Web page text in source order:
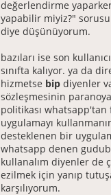
değerlendirme
yapabilir miyiz?"
diye düşünüyorum.
bazıları ise son
sınıfta kalıyor. ya da
hizmetse bip diyenler
sözleşmesinin
politikası whatsapp'tan
uygulamayı
desteklenen bir
whatsapp denen
kullanalım diyenler de
ezilmek için yanıp
karşılıyorum.